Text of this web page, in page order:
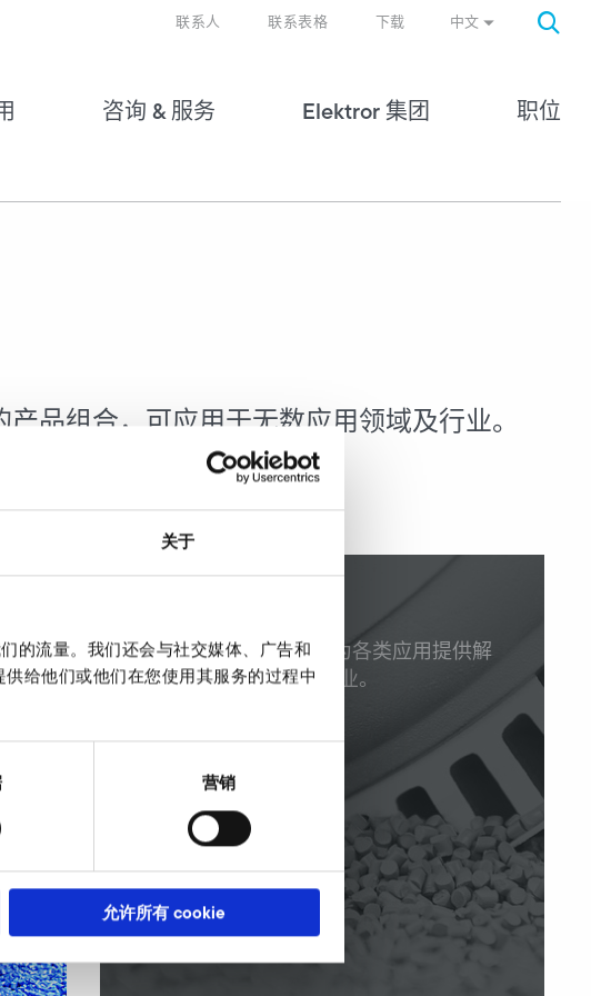
关于
的流量。我们还会与社交媒体、广告和
给他们或他们在您使用其服务的过程中
营销
允许所有 cookie
中文
下载
联系表格
联系人
咨询 & 服务 Elektror 集团 职位
品组合，可应用于无数应用领域及行业。
Elektror 空气技术专家为各类应用提供解
决方案，且涉及诸多行业。